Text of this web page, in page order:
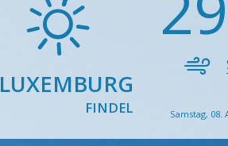
LUXEMBURG
FINDEL Samstag, 08.